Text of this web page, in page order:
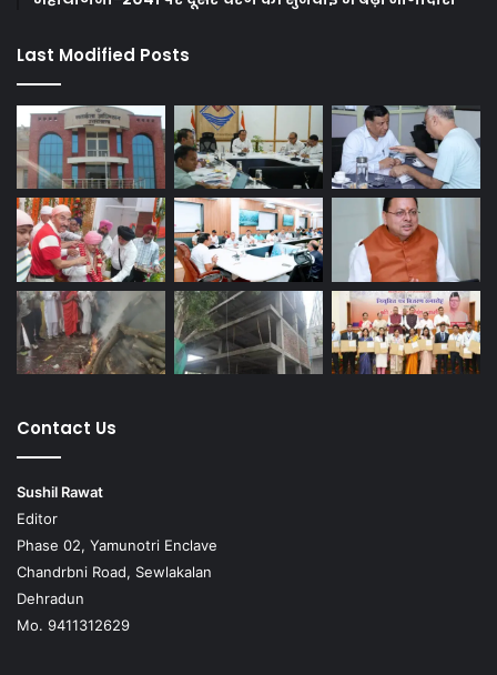
Last Modified Posts
Contact Us
Sushil Rawat
Editor
Phase 02, Yamunotri Enclave
Chandrbni Road, Sewlakalan
Dehradun
Mo. 9411312629